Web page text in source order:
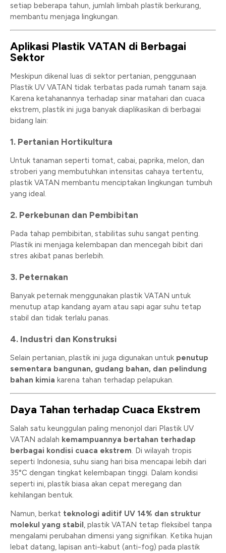
setiap beberapa tahun, jumlah limbah plastik berkurang,
membantu menjaga lingkungan.
Aplikasi Plastik VATAN di Berbagai
Sektor
Meskipun dikenal luas di sektor pertanian, penggunaan
Plastik UV VATAN tidak terbatas pada rumah tanam saja.
Karena ketahanannya terhadap sinar matahari dan cuaca
ekstrem, plastik ini juga banyak diaplikasikan di berbagai
bidang lain:
1. Pertanian Hortikultura
Untuk tanaman seperti tomat, cabai, paprika, melon, dan
stroberi yang membutuhkan intensitas cahaya tertentu,
plastik VATAN membantu menciptakan lingkungan tumbuh
yang ideal.
2. Perkebunan dan Pembibitan
Pada tahap pembibitan, stabilitas suhu sangat penting.
Plastik ini menjaga kelembapan dan mencegah bibit dari
stres akibat panas berlebih.
3. Peternakan
Banyak peternak menggunakan plastik VATAN untuk
menutup atap kandang ayam atau sapi agar suhu tetap
stabil dan tidak terlalu panas.
4. Industri dan Konstruksi
Selain pertanian, plastik ini juga digunakan untuk penutup
sementara bangunan, gudang bahan, dan pelindung
bahan kimia karena tahan terhadap pelapukan.
Daya Tahan terhadap Cuaca Ekstrem
Salah satu keunggulan paling menonjol dari Plastik UV
VATAN adalah kemampuannya bertahan terhadap
berbagai kondisi cuaca ekstrem. Di wilayah tropis
seperti Indonesia, suhu siang hari bisa mencapai lebih dari
35°C dengan tingkat kelembapan tinggi. Dalam kondisi
seperti ini, plastik biasa akan cepat meregang dan
kehilangan bentuk.
Namun, berkat teknologi aditif UV 14% dan struktur
molekul yang stabil, plastik VATAN tetap fleksibel tanpa
mengalami perubahan dimensi yang signifikan. Ketika hujan
lebat datang, lapisan anti-kabut (anti-fog) pada plastik